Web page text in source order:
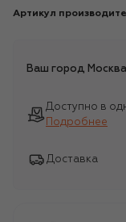
Артикул
Ваш город Москва
Доступно в
Подробнее
Доставка